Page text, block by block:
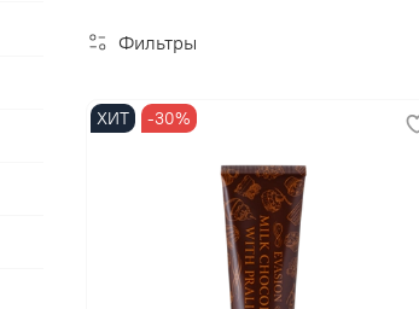
Фильтры
ХИТ -30%
В корзину